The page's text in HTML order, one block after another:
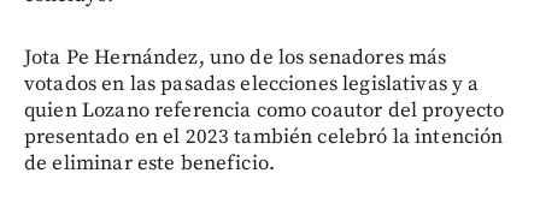
Jota Pe Hernández, uno de los senadores más
votados en las pasadas elecciones legislativas y a
quien Lozano referencia como coautor del proyecto
presentado en el 2023 también celebró la intención
de eliminar este beneficio.